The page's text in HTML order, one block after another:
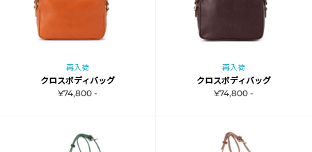
再入荷
クロスボディバッグ
¥74,800 -
再入荷
クロスボディバッグ
¥74,800 -